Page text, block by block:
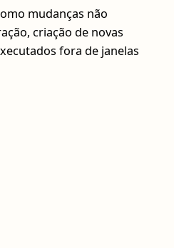
mudanças não
criação de novas
fora de janelas